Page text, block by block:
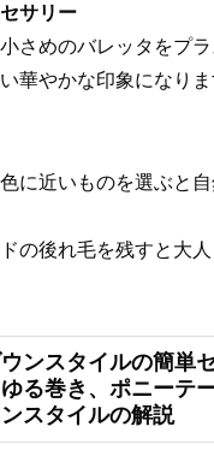
サリー
さめのバレッタをプ
華やかな印象になりま
に近いものを選ぶと
の後れ毛を残すと大人
ンスタイルの簡単
る巻き、ポニーテ
スタイルの解説